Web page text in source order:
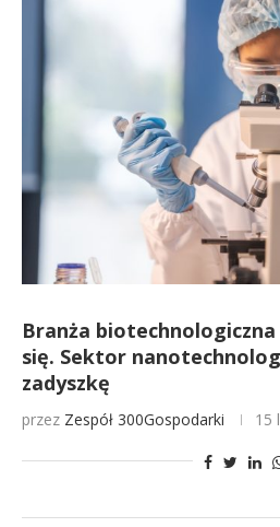
Branża
się. Sektor
zadyszkę
przez Zespół 300Gospodarki 15